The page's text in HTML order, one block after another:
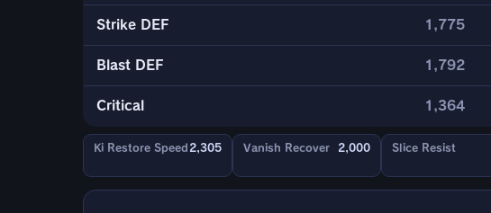
Strike DEF 1,775
Blast DEF 1,792
Critical 1,364
Ki Restore Speed 2,305 Vanish Recover 2,000 Slice Resist